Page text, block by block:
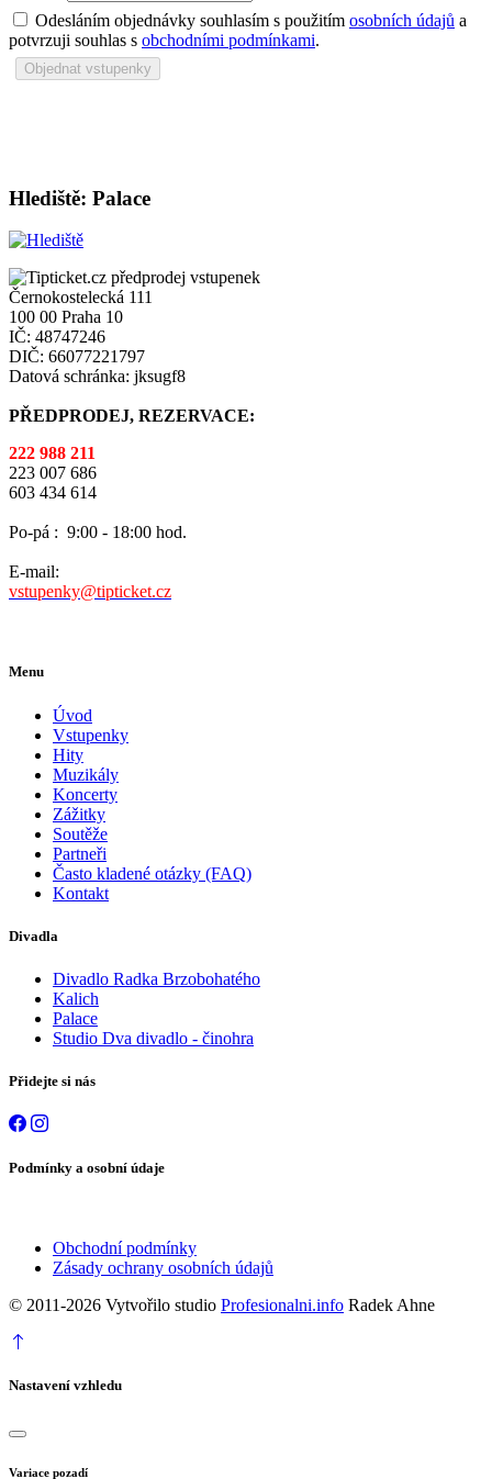
Odesláním objednávky souhlasím s použitím osobních údajů a
potvrzuji souhlas s obchodními podmínkami.
Hlediště: Palace
Černokostelecká 111
100 00 Praha 10
IČ: 48747246
DIČ: 66077221797
Datová schránka: jksugf8
PŘEDPRODEJ, REZERVACE:
222 988 211
223 007 686
603 434 614
Po-pá : 9:00 - 18:00 hod.
E-mail:
vstupenky@tipticket.cz
Menu
Úvod
Vstupenky
Hity
Muzikály
Koncerty
Zážitky
Soutěže
Partneři
Často kladené otázky (FAQ)
Kontakt
Divadla
Divadlo Radka Brzobohatého
Kalich
Palace
Studio Dva divadlo - činohra
Přidejte si nás
Podmínky a osobní údaje
Obchodní podmínky
Zásady ochrany osobních údajů
© 2011-2026 Vytvořilo studio Profesionalni.info Radek Ahne
Nastavení vzhledu
Variace pozadí